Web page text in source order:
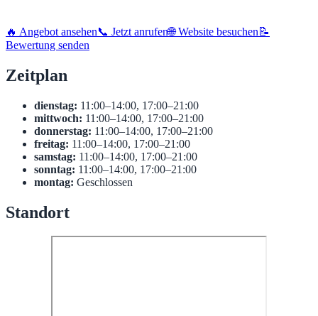
🔥 Angebot ansehen📞 Jetzt anrufen🌐 Website besuchen 📝
Bewertung senden
Zeitplan
dienstag: 11:00–14:00, 17:00–21:00
mittwoch: 11:00–14:00, 17:00–21:00
donnerstag: 11:00–14:00, 17:00–21:00
freitag: 11:00–14:00, 17:00–21:00
samstag: 11:00–14:00, 17:00–21:00
sonntag: 11:00–14:00, 17:00–21:00
montag: Geschlossen
Standort